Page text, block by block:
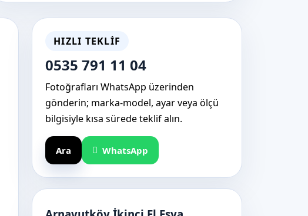
HIZLI TEKLIF
0535 791 11 04
Fotoğrafları WhatsApp üzerinden
gönderin; marka-model, ayar veya ölçü
bilgisiyle kısa sürede teklif alın.
Ara WhatsApp